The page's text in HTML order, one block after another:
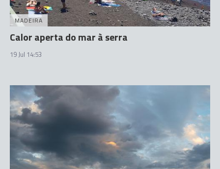
MADEIRA
Calor aperta do mar à serra
19 Jul 14:53